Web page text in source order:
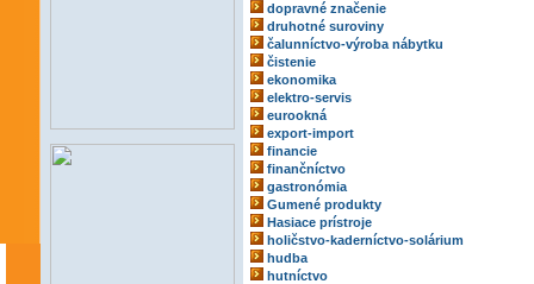
dopravné značenie
druhotné suroviny
čalunníctvo-výroba nábytku
čistenie
ekonomika
elektro-servis
eurookná
export-import
financie
finančníctvo
gastronómia
Gumené produkty
Hasiace prístroje
holičstvo-kaderníctvo-solárium
hudba
hutníctvo